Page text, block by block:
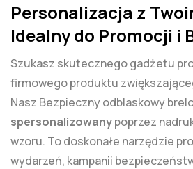
Personalizacja z
Idealny do Promocji i
Szukasz skutecznego gadżetu
firmowego produktu
Nasz Bezpieczny odblaskowy
spersonalizowanypoprzez
wzoru. To doskonałe narzędzie
wydarzeń, kampanii